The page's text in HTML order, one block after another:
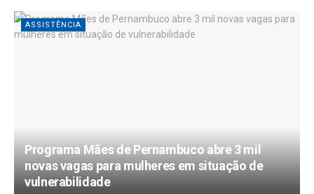
ASSISTÊNCIA
Programa Mães de Pernambuco abre 3 mil
novas vagas para mulheres em situação de
vulnerabilidade